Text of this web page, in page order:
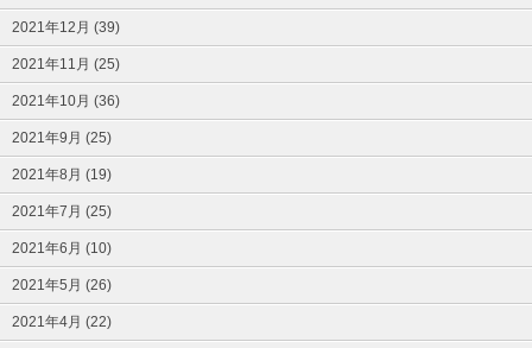
2021年12月 (39)
2021年11月 (25)
2021年10月 (36)
2021年9月 (25)
2021年8月 (19)
2021年7月 (25)
2021年6月 (10)
2021年5月 (26)
2021年4月 (22)